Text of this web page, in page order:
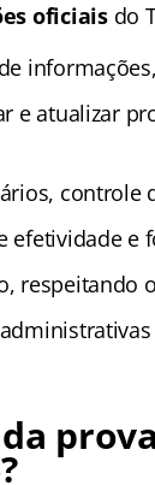
oficiaisdo
e atualizar
controle
efetividade e
respeitando